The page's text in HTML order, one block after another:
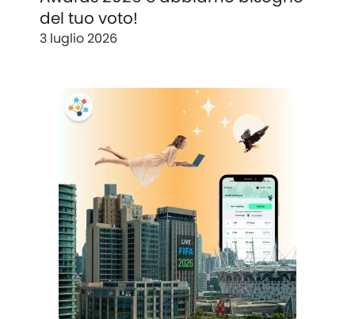
del tuo voto!
3 luglio 2026